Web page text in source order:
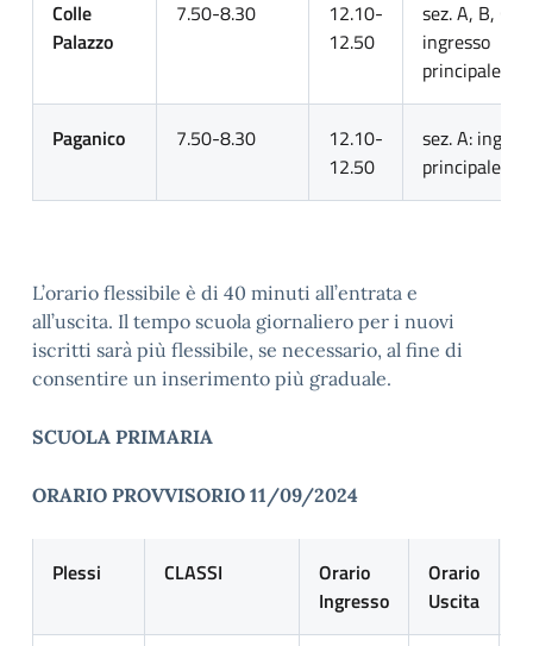
Colle
Palazzo
7.50-8.30
12.10-
12.50
sez. A, B, C,
ingresso
principale
Paganico 7.50-8.30
12.10-
12.50
sez. A:
principale
L’orario flessibile è di 40 minuti all’entrata e
all’uscita. Il tempo scuola giornaliero per i nuovi
iscritti sarà più flessibile, se necessario, al fine di
consentire un inserimento più graduale.
SCUOLA PRIMARIA
ORARIO PROVVISORIO 11/09/2024
Plessi CLASSI
Orario
Ingresso
Orario
Uscita